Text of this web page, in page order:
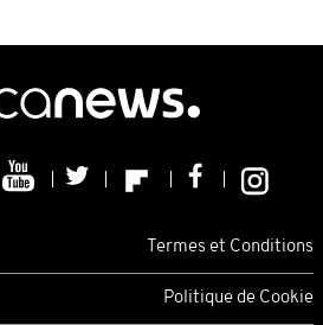
Termes et Conditions
Politique de Cookie